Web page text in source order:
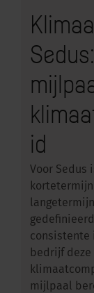
id
Voor Sedus
consistente
bedrijf
mijlpaal